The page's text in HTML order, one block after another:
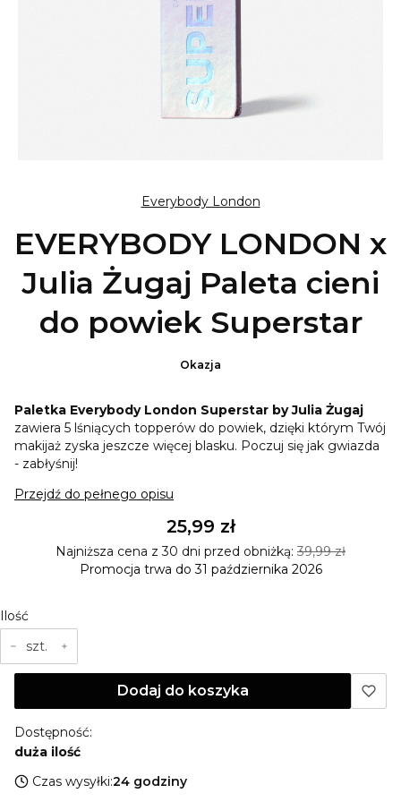
Everybody London
EVERYBODY LONDON x
Julia Żugaj Paleta cieni
do powiek Superstar
Okazja
Paletka Everybody London Superstar by Julia Żugaj
zawiera 5 lśniących topperów do powiek, dzięki którym Twój
makijaż zyska jeszcze więcej blasku. Poczuj się jak gwiazda
- zabłyśnij!
Przejdź do pełnego opisu
25,99 zł
Najniższa cena z 30 dni przed obniżką: 39,99 zł
Promocja trwa do 31 października 2026
Ilość
szt.
Dodaj do koszyka
Dostępność:
duża ilość
Czas wysyłki:24 godziny